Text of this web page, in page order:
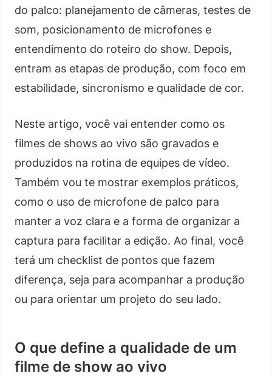
do palco: planejamento de câmeras, testes de
som, posicionamento de microfones e
entendimento do roteiro do show. Depois,
entram as etapas de produção, com foco em
estabilidade, sincronismo e qualidade de cor.
Neste artigo, você vai entender como os
filmes de shows ao vivo são gravados e
produzidos na rotina de equipes de vídeo.
Também vou te mostrar exemplos práticos,
como o uso de microfone de palco para
manter a voz clara e a forma de organizar a
captura para facilitar a edição. Ao final, você
terá um checklist de pontos que fazem
diferença, seja para acompanhar a produção
ou para orientar um projeto do seu lado.
O que define a qualidade de um
filme de show ao vivo